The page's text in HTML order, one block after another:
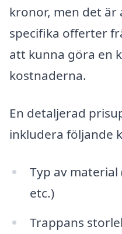
kronor, men det är
specifika offerter
att kunna göra en
kostnaderna.
En detaljerad
inkludera följande
Typ av
etc.)
Trappans